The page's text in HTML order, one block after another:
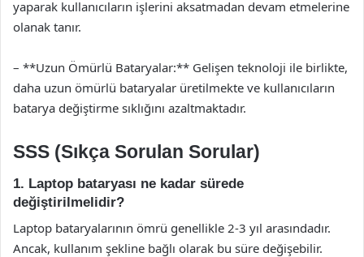
yaparak kullanıcıların işlerini aksatmadan devam etmelerine
olanak tanır.
– **Uzun Ömürlü Bataryalar:** Gelişen teknoloji ile birlikte,
daha uzun ömürlü bataryalar üretilmekte ve kullanıcıların
batarya değiştirme sıklığını azaltmaktadır.
SSS (Sıkça Sorulan Sorular)
1. Laptop bataryası ne kadar sürede
değiştirilmelidir?
Laptop bataryalarının ömrü genellikle 2-3 yıl arasındadır.
Ancak, kullanım şekline bağlı olarak bu süre değişebilir.